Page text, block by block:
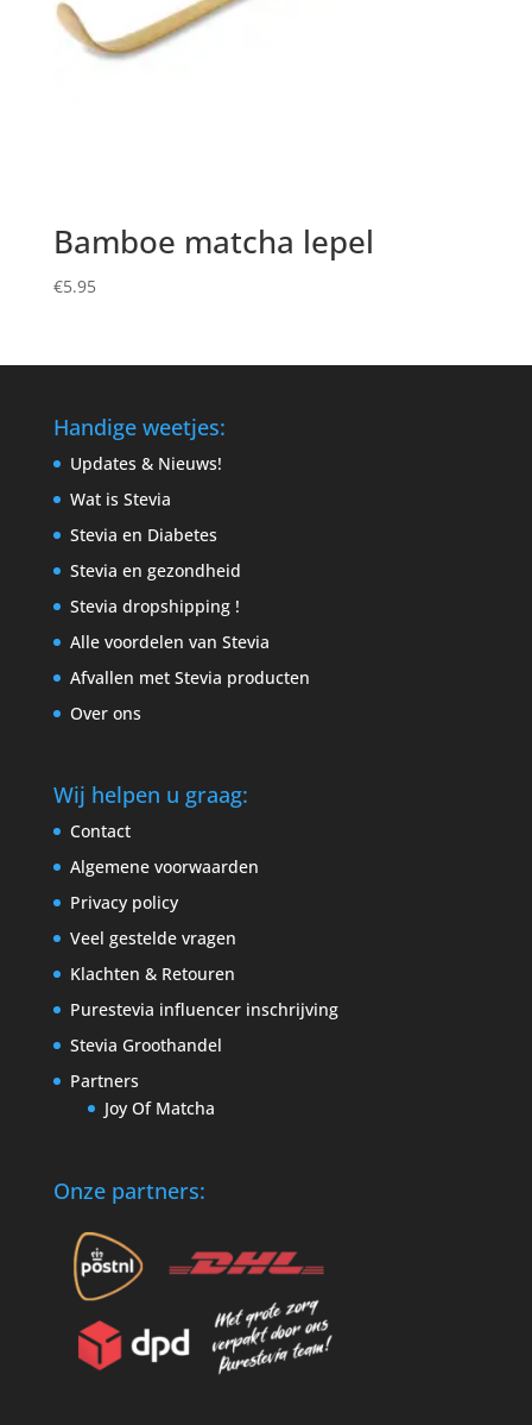
Bamboe matcha lepel
€5.95
Handige weetjes:
Updates & Nieuws!
Wat is Stevia
Stevia en Diabetes
Stevia en gezondheid
Stevia dropshipping !
Alle voordelen van Stevia
Afvallen met Stevia producten
Over ons
Wij helpen u graag:
Contact
Algemene voorwaarden
Privacy policy
Veel gestelde vragen
Klachten & Retouren
Purestevia influencer inschrijving
Stevia Groothandel
Partners
Joy Of Matcha
Onze partners: